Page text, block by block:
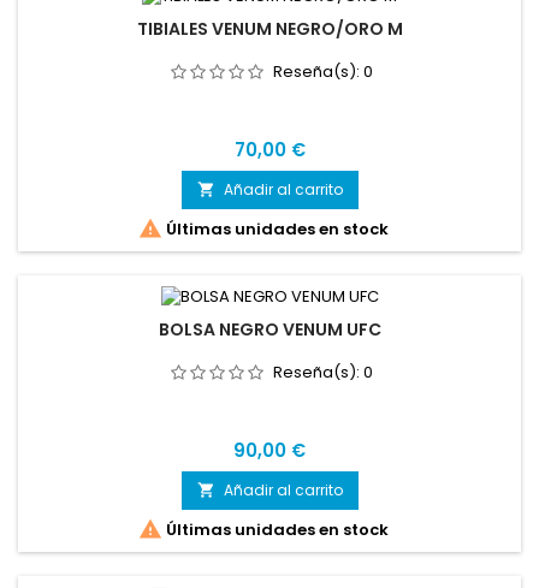
TIBIALES VENUM NEGRO/ORO M
Reseña(s): 0
Precio
70,00 €
 Añadir al carrito
 Últimas unidades en stock
BOLSA NEGRO VENUM UFC
Reseña(s): 0
Precio
90,00 €
 Añadir al carrito
 Últimas unidades en stock